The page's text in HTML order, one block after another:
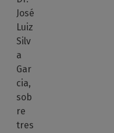
José
Luiz
Silv
a
Gar
cia,
sob
re
tres